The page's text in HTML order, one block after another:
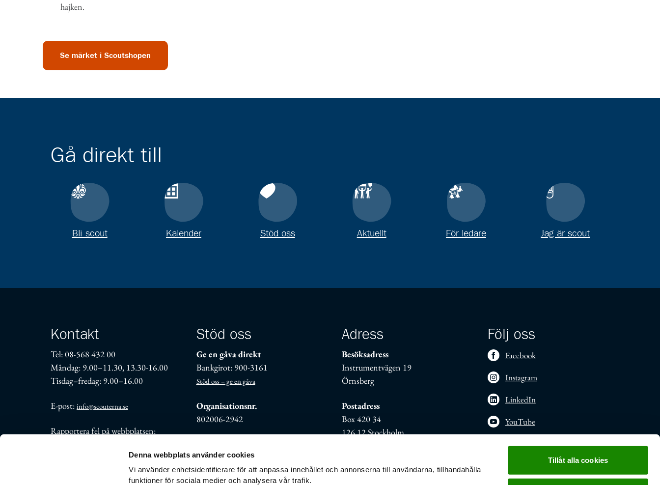
Denna webbplats använder cookies
Vi använder enhetsidentifierare för att anpassa innehållet och annonserna till användarna, tillhandahålla
funktioner för sociala medier och analysera vår trafik.
Tillåt alla cookies
hajken.
Se märket i Scoutshopen
Gå direkt till
Bli scout Kalender Stöd oss Aktuellt För ledare Jag är scout
Kontakt
Tel: 08-568 432 00
Måndag: 9.00–11.30, 13.30-16.00
Tisdag–fredag: 9.00–16.00
E-post: info@scouterna.se
Rapportera fel på webbplatsen:
Stöd oss
Ge en gåva direkt
Bankgirot: 900-3161
Stöd oss – ge en gåva
Organisationsnr.
802006-2942
Adress
Besöksadress
Instrumentvägen 19
Örnsberg
Postadress
Box 420 34
126 12 Stockholm
Följ oss
Facebook
Instagram
LinkedIn
YouTube